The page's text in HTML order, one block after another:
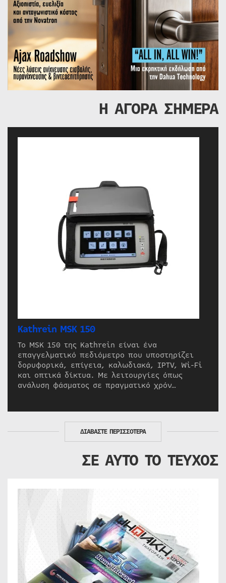
Η ΑΓΟΡΑ ΣΗΜΕΡΑ
Kathrein MSK 150
Το MSK 150 της Kathrein είναι ένα
επαγγελματικό πεδιόμετρο που υποστηρίζει
δορυφορικά, επίγεια, καλωδιακά, IPTV, Wi-Fi
και οπτικά δίκτυα. Με λειτουργίες όπως
ανάλυση φάσματος σε πραγματικό χρόν…
ΔΙΑΒΑΣΤΕ ΠΕΡΙΣΣΟΤΕΡΑ
ΣΕ ΑΥΤΟ ΤΟ ΤΕΥΧΟΣ